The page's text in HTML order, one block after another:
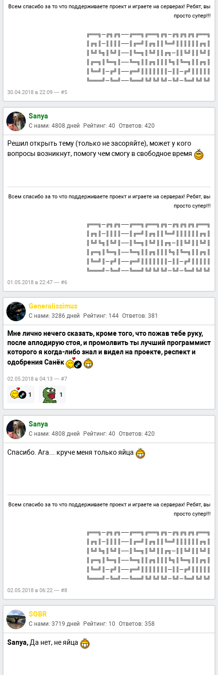
Всем спасибо за то что поддерживаете проект и играете на серверах! Ребят, вы
просто супер!!!
╔══╗─╔╗╔╗──╔══╗╔══╗╔╗─╔╗╔╗╔╗╔══╗
║╔╗║─║║║║──║╔═╝║╔╗║║╚═╝║║║║║║╔╗║
║╚╝╚╗║╚╝║──║╚═╗║╚╝║║╔╗─║║╚╝║║╚╝║
║╔═╗║╚═╗║──╚═╗║║╔╗║║║╚╗║╚═╗║║╔╗║
║╚═╝║─╔╝║──╔═╝║║║║║║║─║║─╔╝║║║║║
╚═══╝─╚═╝──╚══╝╚╝╚╝╚╝─╚╝─╚═╝╚╝╚╝
30.04.2018 в 22:09 — #5
Sanya
С нами: 4808 дней Рейтинг: 40 Ответов: 420
Решил открыть тему (только не засоряйте), может у кого
вопросы возникнут, помогу чем смогу в свободное время
Всем спасибо за то что поддерживаете проект и играете на серверах! Ребят, вы
просто супер!!!
╔══╗─╔╗╔╗──╔══╗╔══╗╔╗─╔╗╔╗╔╗╔══╗
║╔╗║─║║║║──║╔═╝║╔╗║║╚═╝║║║║║║╔╗║
║╚╝╚╗║╚╝║──║╚═╗║╚╝║║╔╗─║║╚╝║║╚╝║
║╔═╗║╚═╗║──╚═╗║║╔╗║║║╚╗║╚═╗║║╔╗║
║╚═╝║─╔╝║──╔═╝║║║║║║║─║║─╔╝║║║║║
╚═══╝─╚═╝──╚══╝╚╝╚╝╚╝─╚╝─╚═╝╚╝╚╝
01.05.2018 в 22:47 — #6
Generalissimus
С нами: 3286 дней Рейтинг: 144 Ответов: 381
Мне лично нечего сказать, кроме того, что пожав тебе руку,
после аплодирую стоя, и промолвить ты лучший программист
которого я когда-либо знал и видел на проекте, респект и
одобрения Санёк
02.05.2018 в 04:13 — #7
1 1
Sanya
С нами: 4808 дней Рейтинг: 40 Ответов: 420
Спасибо. Ага... круче меня только яйца
Всем спасибо за то что поддерживаете проект и играете на серверах! Ребят, вы
просто супер!!!
╔══╗─╔╗╔╗──╔══╗╔══╗╔╗─╔╗╔╗╔╗╔══╗
║╔╗║─║║║║──║╔═╝║╔╗║║╚═╝║║║║║║╔╗║
║╚╝╚╗║╚╝║──║╚═╗║╚╝║║╔╗─║║╚╝║║╚╝║
║╔═╗║╚═╗║──╚═╗║║╔╗║║║╚╗║╚═╗║║╔╗║
║╚═╝║─╔╝║──╔═╝║║║║║║║─║║─╔╝║║║║║
╚═══╝─╚═╝──╚══╝╚╝╚╝╚╝─╚╝─╚═╝╚╝╚╝
02.05.2018 в 06:22 — #8
SOBR
С нами: 3719 дней Рейтинг: 10 Ответов: 358
Sanya,Да нет, не яйца